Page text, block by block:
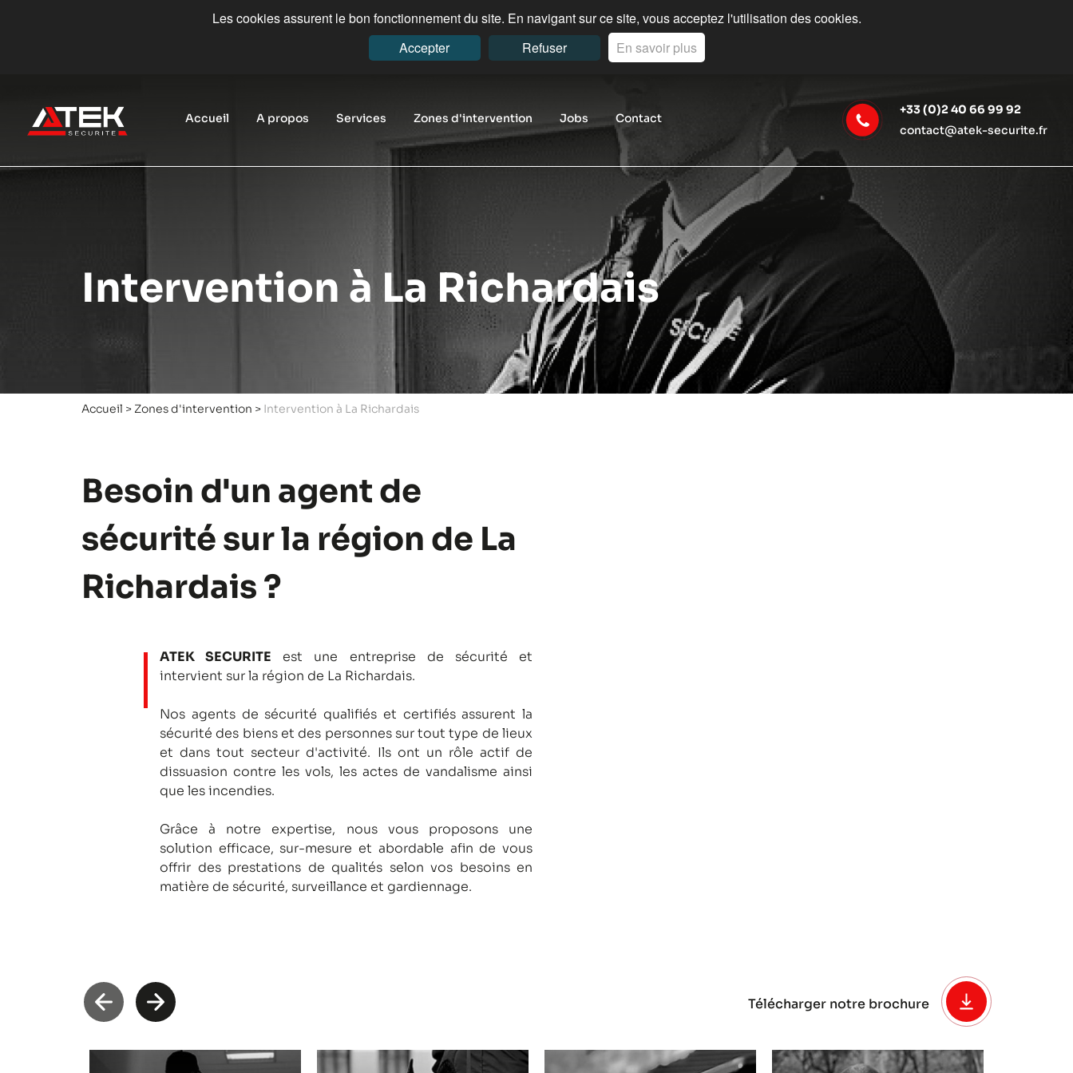
Les cookies assurent le bon fonctionnement du site. En navigant sur ce site, vous acceptez l'utilisation des cookies.
Accepter
Refuser En savoir plus
Accueil A propos Services Zones d'intervention Jobs Contact
+33 (0)2 40 66 99 92
contact@atek-securite.fr
Intervention à La Richardais
Accueil > Zones d'intervention > Intervention à La Richardais
Besoin d'un agent de
sécurité sur la région de La
Richardais ?
ATEK SECURITE est une entreprise de sécurité et
intervient sur la région de La Richardais.
Nos agents de sécurité qualifiés et certifiés assurent la
sécurité des biens et des personnes sur tout type de lieux
et dans tout secteur d'activité. Ils ont un rôle actif de
dissuasion contre les vols, les actes de vandalisme ainsi
que les incendies.
Grâce à notre expertise, nous vous proposons une
solution efficace, sur-mesure et abordable afin de vous
offrir des prestations de qualités selon vos besoins en
matière de sécurité, surveillance et gardiennage.
Télécharger notre brochure